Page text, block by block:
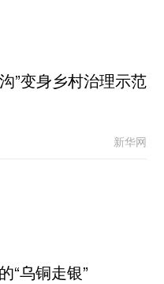
”变身乡村治理示范
新华网
“乌铜走银”